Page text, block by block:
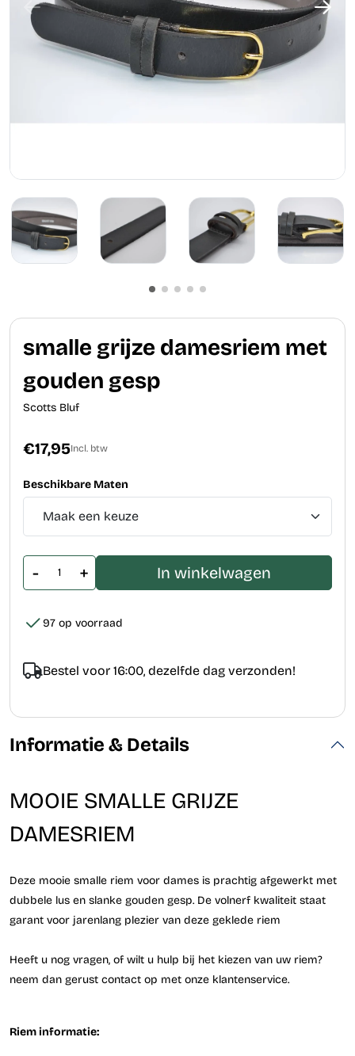
smalle grijze damesriem met
gouden gesp
Scotts Bluf
€17,95Incl. btw
Beschikbare Maten
- + In winkelwagen
97 op voorraad
Bestel voor 16:00, dezelfde dag verzonden!
Informatie & Details
MOOIE SMALLE GRIJZE
DAMESRIEM
Deze mooie smalle riem voor dames is prachtig afgewerkt met
dubbele lus en slanke gouden gesp. De volnerf kwaliteit staat
garant voor jarenlang plezier van deze geklede riem
Heeft u nog vragen, of wilt u hulp bij het kiezen van uw riem?
neem dan gerust contact op met onze klantenservice.
Riem informatie: